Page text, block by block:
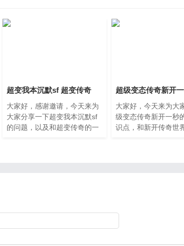
超变我本沉默sf 超变传奇
大家好，感谢邀请，今天来为
大家分享一下超变我本沉默sf
的问题，以及和超变传奇的一
大家好，今天来为大
级变态传奇新开一秒
识点，和新开传奇世